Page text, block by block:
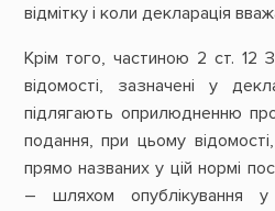
відмітку і коли декларація
Крім того, частиною 2 ст. 12
відомості, зазначені у
підлягають оприлюдненню
подання, при цьому
прямо названих у цій нормі
– шляхом опублікування у